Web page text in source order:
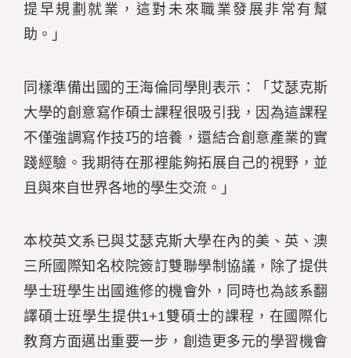
提早規劃就業，這對未來職業發展非常有幫
助。」
同樣準備出國的王海倫同學則表示：「艾瑟克斯
大學的創意寫作碩士課程很吸引我，因為這課程
不僅強調寫作技巧的培養，還結合創意產業的實
踐經驗。我期待在那裡能夠拓展自己的視野，並
且與來自世界各地的學生交流。」
本校英文系已與艾瑟克斯大學在內的美、英、澳
三所國際知名校院簽訂雙聯學制協議，除了提供
學士班學生出國進修的機會外，同時也為該系翻
譯碩士班學生提供1+1雙碩士的課程，在國際化
教育方面邁出重要一步，創造更多元的學習機會